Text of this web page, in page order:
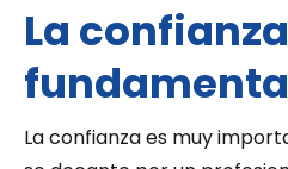
La
La confianza es muy